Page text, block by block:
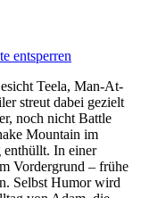
entsperren
Teela, Man-At-
streut dabei gezielt
noch nicht Battle
Mountain im
enthüllt. In einer
Vordergrund – frühe
Selbst Humor wird